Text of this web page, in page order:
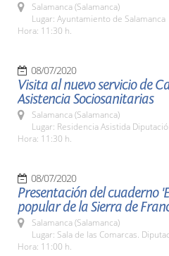
Salamanca (Salamanca)
Lugar: Ayuntamiento de Salamanca
Hora: 11:30 h.
08/07/2020
Visita al nuevo servicio de
Asistencia Sociosanitarias
Salamanca (Salamanca)
Lugar: Residencia Asistida
Hora: 11:30 h.
08/07/2020
Presentación del cuaderno
popular de la Sierra de
Salamanca (Salamanca)
Lugar: Sala de las Comarcas.
Hora: 11:00 h.